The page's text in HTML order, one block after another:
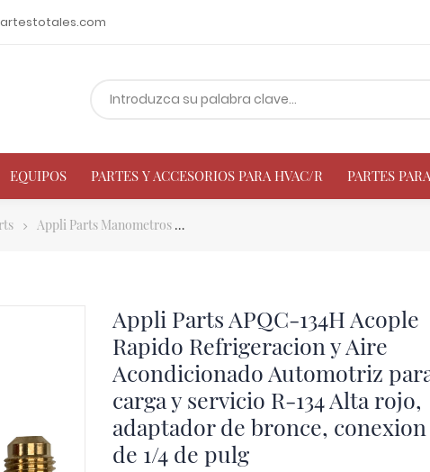
EQUIPOS PARTES Y ACCESORIOS PARA HVAC/R PARTES
Appli Parts Manometros
Appli Parts APQC-134H Acople
Rapido Refrigeracion y Aire
Acondicionado Automotriz
carga y servicio R-134 Alta rojo,
adaptador de bronce, conexion
de 1/4 de pulg